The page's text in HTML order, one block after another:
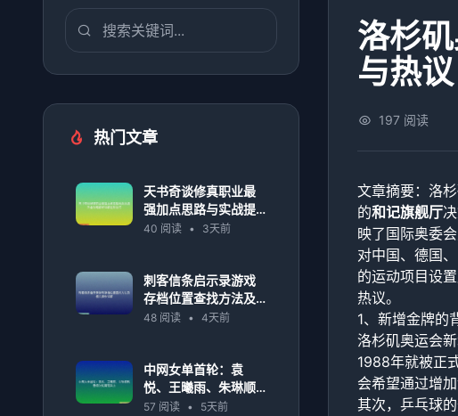
热门文章
天书奇谈修真职业最
强加点思路与实战提
升全攻略解析详解进
40 阅读 • 3天前
刺客信条启示录游戏
存档位置查找方法及
相关操作详解
48 阅读 • 4天前
中网女单首轮：袁
悦、王曦雨、朱琳顺
利晋级次轮展现实力
57 阅读 • 5天前
洛杉
与热议
197 阅读
文章摘要：洛
的和记旗舰厅
映了国际奥委
对中国、德国
的运动项目设
热议。
1、新增金牌的
洛杉矶奥运会
1988年就被正
会希望通过增
其次，乒乓球